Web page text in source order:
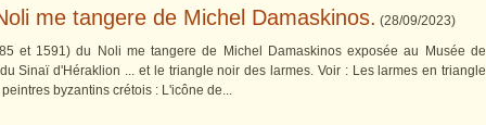
me tangere de Michel Damaskinos. (28/09/2023)
et 1591) du Noli me tangere de Michel Damaskinos exposée au Musée de
Sinaï d'Héraklion ... et le triangle noir des larmes. Voir : Les larmes en triangle
byzantins crétois : L'icône de...